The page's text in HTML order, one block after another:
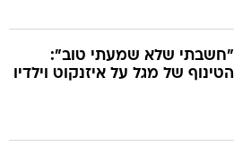
"חשבתי שלא שמעתי טוב":
הטינוף של מגל על איזנקוט וילדיו